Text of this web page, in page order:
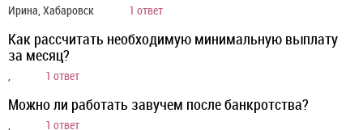
Ирина, Хабаровск 1 ответ
Как рассчитать необходимую минимальную выплату
за месяц?
, 1 ответ
Можно ли работать завучем после банкротства?
, 1 ответ